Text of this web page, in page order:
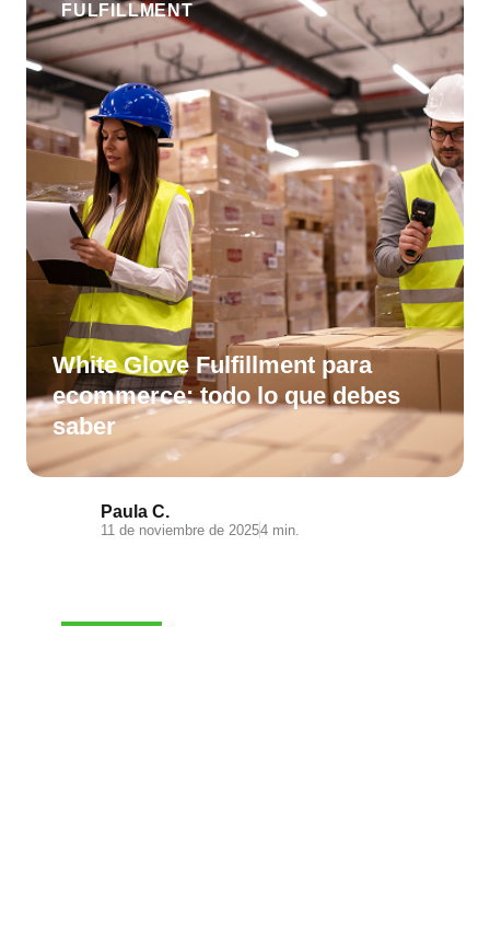
FULFILLMENT
White Glove Fulfillment para
ecommerce: todo lo que debes
saber
Paula C.
11 de noviembre de 20254 min.